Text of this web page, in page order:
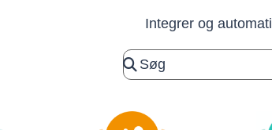
Integrer og